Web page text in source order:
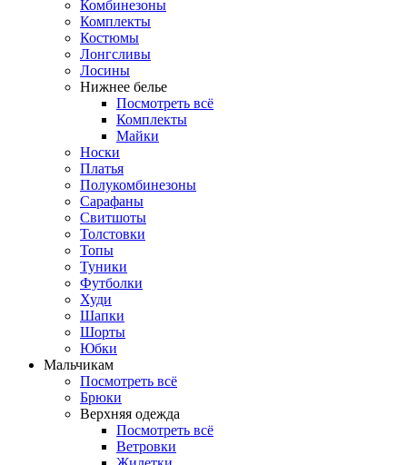
Комбинезоны
Комплекты
Костюмы
Лонгсливы
Лосины
Нижнее белье
Посмотреть всё
Комплекты
Майки
Носки
Платья
Полукомбинезоны
Сарафаны
Свитшоты
Толстовки
Топы
Туники
Футболки
Худи
Шапки
Шорты
Юбки
Мальчикам
Посмотреть всё
Брюки
Верхняя одежда
Посмотреть всё
Ветровки